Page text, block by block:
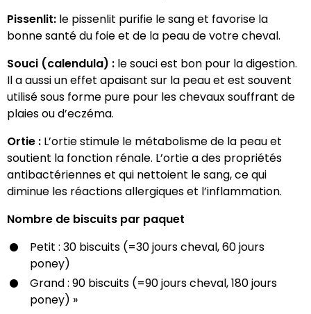
Pissenlit: le pissenlit purifie le sang et favorise la
bonne santé du foie et de la peau de votre cheval.
Souci (calendula) : le souci est bon pour la digestion.
Il a aussi un effet apaisant sur la peau et est souvent
utilisé sous forme pure pour les chevaux souffrant de
plaies ou d’eczéma.
Ortie : L’ortie stimule le métabolisme de la peau et
soutient la fonction rénale. L’ortie a des propriétés
antibactériennes et qui nettoient le sang, ce qui
diminue les réactions allergiques et l’inflammation.
Nombre de biscuits par paquet
Petit : 30 biscuits (=30 jours cheval, 60 jours
poney)
Grand : 90 biscuits (=90 jours cheval, 180 jours
poney) »